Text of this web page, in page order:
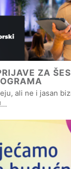
ZA
ali ne i jasan